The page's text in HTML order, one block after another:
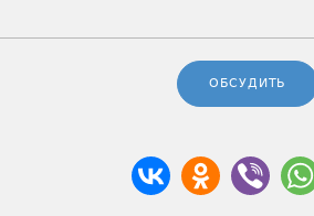
ОБСУДИТЬ